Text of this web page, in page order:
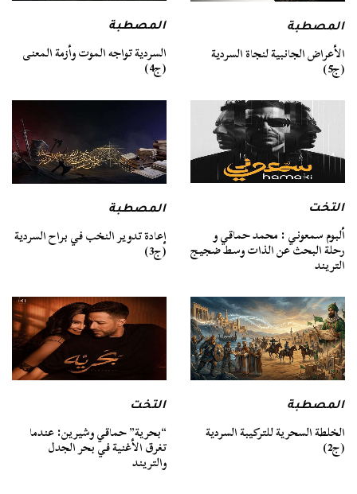
المصطبة
الأعراض الجانبية لنجاة السردية
(ج5)
المصطبة
السردية تواجه الموت وأزمة المعنى
(ج4)
التخت
ألبوم سمعوني : محمد حماقي و
رحلة البحث عن الذات وسط ضجيج
التريند
المصطبة
إعادة تدوير النخب في براح السردية
(ج3)
المصطبة
الخلطة السحرية للتركيبة السردية
(ج2)
التخت
“بحرية” حماقي وشيرين: عندما
تغرق الأغنية في بحر الجدل
والتريند